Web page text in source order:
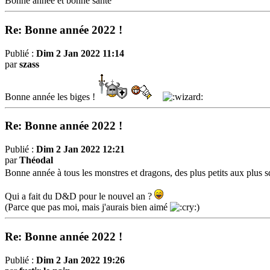
Re: Bonne année 2022 !
Publié : Dim 2 Jan 2022 11:14
parszass
Bonne année les biges !
Re: Bonne année 2022 !
Publié : Dim 2 Jan 2022 12:21
parThéodal
Bonne année à tous les monstres et dragons, des plus petits aux plus
Qui a fait du D&D pour le nouvel an ?
(Parce que pas moi, mais j'aurais bien aimé
)
Re: Bonne année 2022 !
Publié : Dim 2 Jan 2022 19:26